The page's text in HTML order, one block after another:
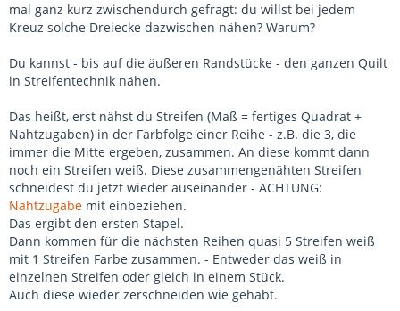
mal ganz kurz zwischendurch gefragt: du willst bei jedem
Kreuz solche Dreiecke dazwischen nähen? Warum?
Du kannst - bis auf die äußeren Randstücke - den ganzen Quilt
in Streifentechnik nähen.
Das heißt, erst nähst du Streifen (Maß = fertiges Quadrat +
Nahtzugaben) in der Farbfolge einer Reihe - z.B. die 3, die
immer die Mitte ergeben, zusammen. An diese kommt dann
noch ein Streifen weiß. Diese zusammengenähten Streifen
schneidest du jetzt wieder auseinander - ACHTUNG:
Nahtzugabe mit einbeziehen.
Das ergibt den ersten Stapel.
Dann kommen für die nächsten Reihen quasi 5 Streifen weiß
mit 1 Streifen Farbe zusammen. - Entweder das weiß in
einzelnen Streifen oder gleich in einem Stück.
Auch diese wieder zerschneiden wie gehabt.